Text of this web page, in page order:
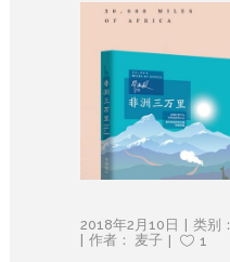
2018年2月10日 类别：
作者： 麦子 1